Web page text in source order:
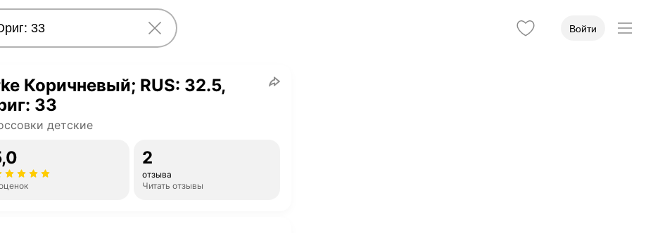
Войти
Коричневый; RUS: 32.5,
33
детские
2
отзыва
Читать отзывы